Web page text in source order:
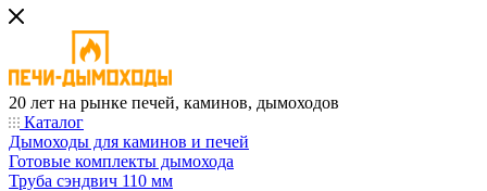
20 лет на рынке печей, каминов, дымоходов
Каталог
Дымоходы для каминов и печей
Готовые комплекты дымохода
Труба сэндвич 110 мм